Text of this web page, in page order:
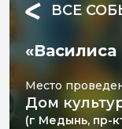
ВСЕ
Место
Дом
(г Медынь, пр-